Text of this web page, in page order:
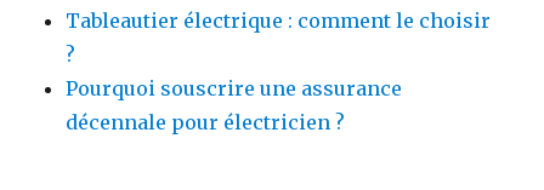
Tableautier électrique : comment le choisir
?
Pourquoi souscrire une assurance
décennale pour électricien ?